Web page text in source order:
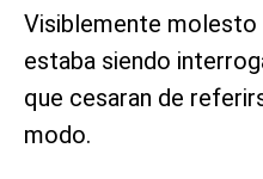
Visiblemente molesto
estaba siendo
que cesaran de
modo.